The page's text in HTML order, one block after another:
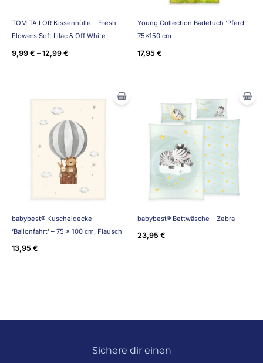
TOM TAILOR Kissenhülle – Fresh
Flowers Soft Lilac & Off White
9,99 € –12,99 €
Young Collection Badetuch ‘Pferd’ –
75×150 cm
17,95 €
babybest® Kuscheldecke
‘Ballonfahrt’ – 75 x 100 cm, Flausch
13,95 €
babybest® Bettwäsche – Zebra
23,95 €
Sichere dir einen